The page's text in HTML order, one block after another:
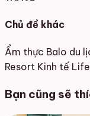
Chủ đề khác
Ẩm thực Balo du
Resort Kinh tế
Bạn cũng sẽ